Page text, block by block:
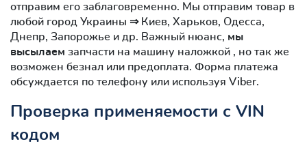
отправим его заблаговременно. Мы отправим товар в
любой город Украины ⇒ Киев, Харьков, Одесса,
Днепр, Запорожье и др. Важный нюанс, мы
высылаем запчасти на машину наложкой , но так же
возможен безнал или предоплата. Форма платежа
обсуждается по телефону или используя Viber.
Проверка применяемости с VIN
кодом